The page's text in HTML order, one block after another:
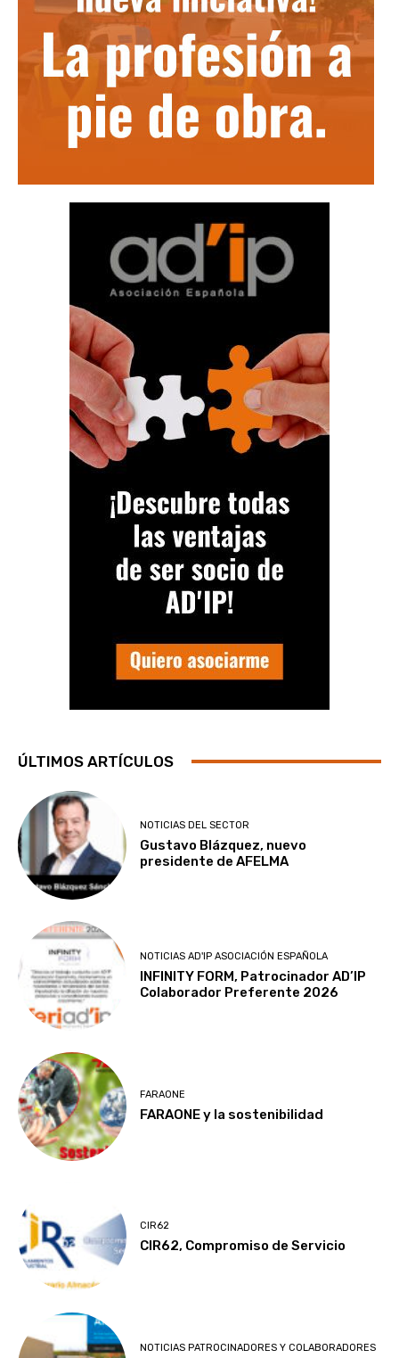
ÚLTIMOS ARTÍCULOS
NOTICIAS DEL SECTOR
Gustavo Blázquez, nuevo
presidente de AFELMA
NOTICIAS AD'IP ASOCIACIÓN ESPAÑOLA
INFINITY FORM, Patrocinador AD’IP
Colaborador Preferente 2026
FARAONE
FARAONE y la sostenibilidad
CIR62
CIR62, Compromiso de Servicio
NOTICIAS PATROCINADORES Y COLABORADORES